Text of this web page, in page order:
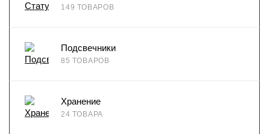
149 ТОВАРОВ
Подсвечники
85 ТОВАРОВ
Хранение
24 ТОВАРА